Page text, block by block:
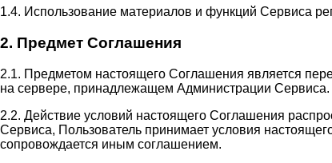
1.4. Использование материалов и функций Сервиса
2. Предмет Соглашения
2.1. Предметом настоящего Соглашения является
на сервере, принадлежащем Администрации Сервиса.
2.2. Действие условий настоящего Соглашения
Сервиса, Пользователь принимает условия
сопровождается иным соглашением.